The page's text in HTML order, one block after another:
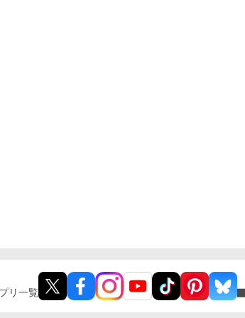
リ一覧